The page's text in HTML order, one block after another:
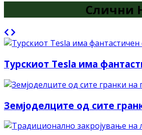
Слични
Турскиот Tesla има
Земјоделците од сите